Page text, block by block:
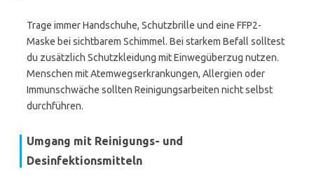
Trage immer Handschuhe, Schutzbrille und eine FFP2-
Maske bei sichtbarem Schimmel. Bei starkem Befall solltest
du zusätzlich Schutzkleidung mit Einwegüberzug nutzen.
Menschen mit Atemwegserkrankungen, Allergien oder
Immunschwäche sollten Reinigungsarbeiten nicht selbst
durchführen.
Umgang mit Reinigungs- und
Desinfektionsmitteln